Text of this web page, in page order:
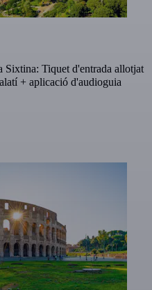
Sixtina: Tiquet d'entrada allotjat
+ aplicació d'audioguia